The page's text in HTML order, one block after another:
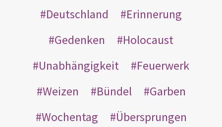
Deutschland
Erinnerung
Gedenken
Holocaust
Unabhängigkeit
Feuerwerk
Weizen
Bündel
Garben
Wochentag
Übersprungen